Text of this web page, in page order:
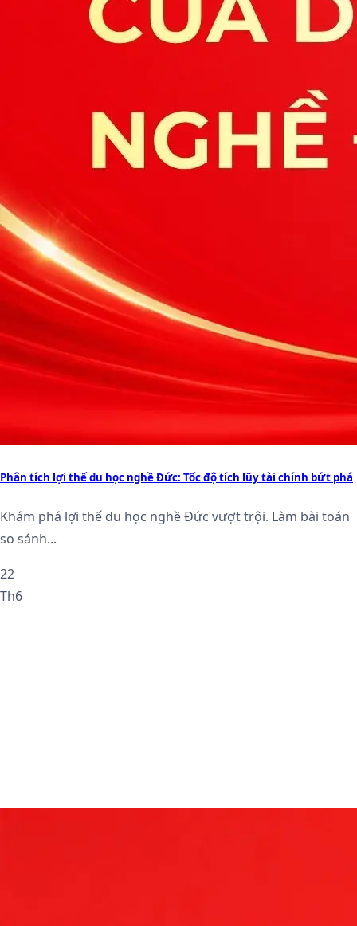
Phân tích lợi thế du học nghề Đức: Tốc độ tích lũy tài chính bứt phá
Khám phá lợi thế du học nghề Đức vượt trội. Làm bài toán
so sánh...
22
Th6